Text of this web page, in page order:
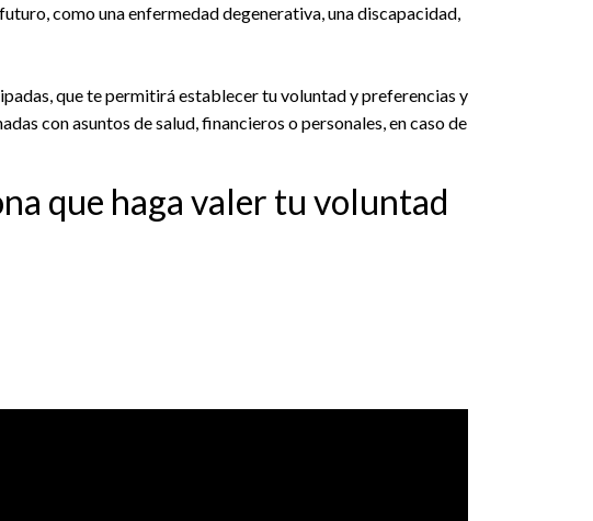
como una enfermedad degenerativa, una discapacidad,
que te permitirá establecer tu voluntad y preferencias y
con asuntos de salud, financieros o personales, en caso de
que haga valer tu voluntad